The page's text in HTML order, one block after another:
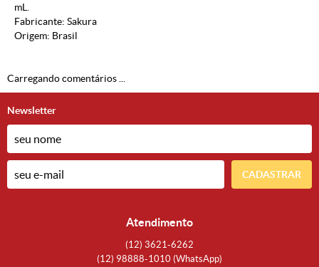
mL.
Fabricante: Sakura
Origem: Brasil
Carregando comentários ...
Newsletter
CADASTRAR
Atendimento
(12) 3621-6262
(12) 98888-1010 (WhatsApp)